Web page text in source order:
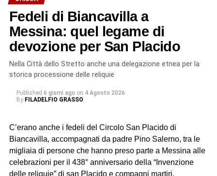
arricchito il percorso con aneddoti, leggende e
approfondimenti storici, accompagnando i partecipanti in
un affascinante viaggio nel tempo.
Particolarmente significativo il momento dedicato al
castello di Adrano: ha suscitato grande ammirazione e
interesse l’allocazione del museo civico intitolato al prof.
abbazia di Maniace e la fortezza sul mare di Aci Castello.
La cultura come terapia
L’iniziativa si inserisce in un più ampio progetto di
conoscenza dei beni architettonici e culturali presenti nel
territorio in cui gli ospiti vivono la loro quotidianità e
Fedeli di Biancavilla a
Messina: quel legame di
devozione per San Placido
Nella Città dello Stretto anche una delegazione etnea per la
storica processione delle reliquie
Published 6 giorni ago on 4 Agosto 2026
By FILADELFIO GRASSO
C’erano anche i fedeli del Circolo San Placido di
Biancavilla, accompagnati da padre Pino Salerno, tra le
migliaia di persone che hanno preso parte a Messina alle
celebrazioni per il 438° anniversario della “Invenzione
delle reliquie” di san Placido e compagni martiri,